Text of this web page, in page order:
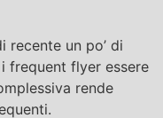
recente un po’ di
frequent flyer essere
rende